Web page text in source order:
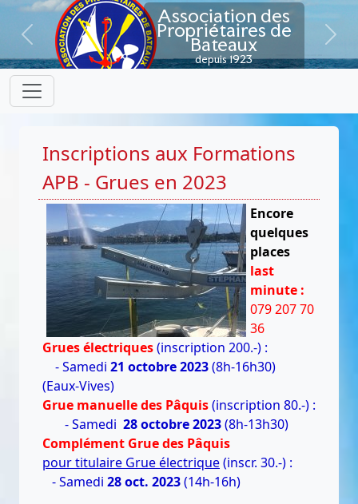
Association des
Propriétaires de
Bateaux
depuis 1923
Previous Next
Inscriptions aux Formations
APB - Grues en 2023
Encore
quelques
places
last
minute :
079 207 70
36
Grues électriques(inscription 200.-) :
- Samedi 21 octobre 2023(8h-16h30)
(Eaux-Vives)
Grue manuelle des Pâquis(inscription 80.-) :
- Samedi 28 octobre 2023(8h-13h30)
Complément Grue des Pâquis
pour titulaire Grue électrique(inscr. 30.-) :
- Samedi 28 oct. 2023(14h-16h)